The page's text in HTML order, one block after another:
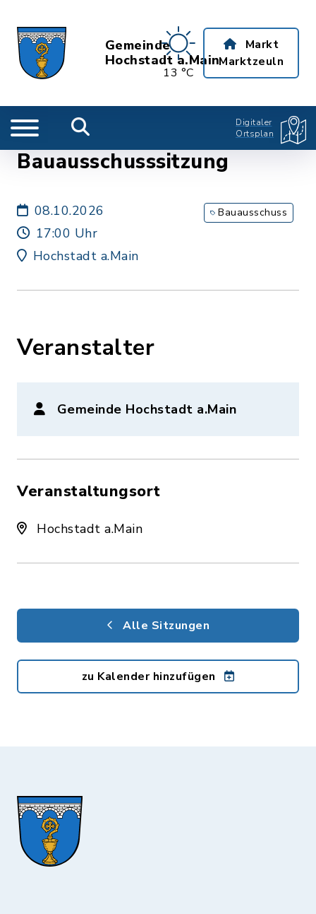
Gemeinde
Hochstadt a.Main
13 °C
Markt
Marktzeuln
Digitaler
Ortsplan
Bauausschusssitzung
08.10.2026
17:00 Uhr
Hochstadt a.Main
Bauausschuss
Veranstalter
Gemeinde Hochstadt a.Main
Veranstaltungsort
Hochstadt a.Main
Alle Sitzungen
zu Kalender hinzufügen